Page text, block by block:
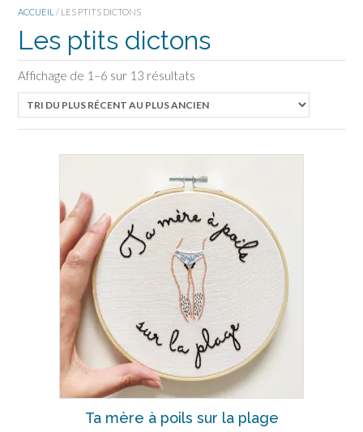
ACCUEIL / LES PTITS DICTONS
Les ptits dictons
Affichage de 1–6 sur 13 résultats
Ta mère à poils sur la plage